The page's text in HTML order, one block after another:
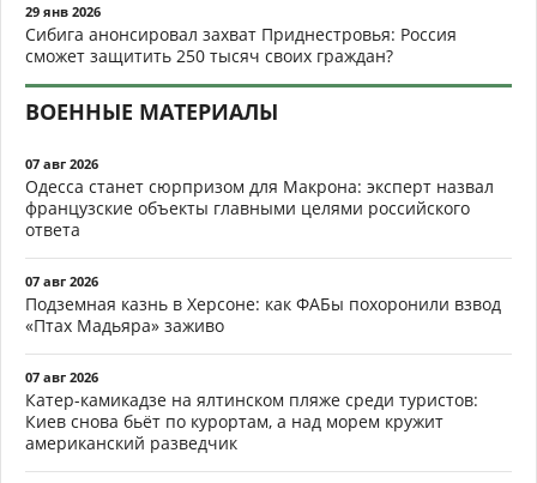
29 янв 2026
Сибига анонсировал захват Приднестровья: Россия
сможет защитить 250 тысяч своих граждан?
ВОЕННЫЕ МАТЕРИАЛЫ
07 авг 2026
Одесса станет сюрпризом для Макрона: эксперт назвал
французские объекты главными целями российского
ответа
07 авг 2026
Подземная казнь в Херсоне: как ФАБы похоронили взвод
«Птах Мадьяра» заживо
07 авг 2026
Катер-камикадзе на ялтинском пляже среди туристов:
Киев снова бьёт по курортам, а над морем кружит
американский разведчик